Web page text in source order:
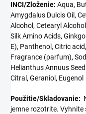
INCI/Zloženie: Aqua,
Amygdalus Dulcis Oil,
Alcohol, Cetearyl
Silk Amino Acids,
E), Panthenol, Citric
Fragrance (parfum),
Helianthus Annuus
Citral, Geraniol, Eugenol
Použitie/Skladovanie:
jemne rozotrite.